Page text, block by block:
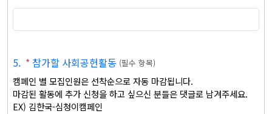
5. * 참가할 사회공헌활동 (필수 항목)
캠페인 별 모집인원은 선착순으로 자동 마감됩니다.
마감된 활동에 추가 신청을 하고 싶으신 분들은 댓글로 남겨주세요.
EX) 김한국-심청이캠페인